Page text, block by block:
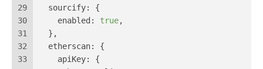
29
30
31
32
33
sourcify: {
enabled : true,
  },
etherscan: {
apiKey: {